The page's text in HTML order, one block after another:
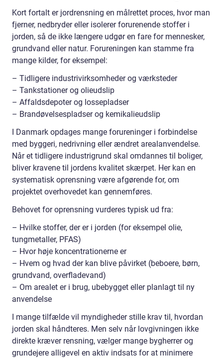
Kort fortalt er jordrensning en målrettet proces, hvor man
fjerner, nedbryder eller isolerer forurenende stoffer i
jorden, så de ikke længere udgør en fare for mennesker,
grundvand eller natur. Forureningen kan stamme fra
mange kilder, for eksempel:
– Tidligere industrivirksomheder og værksteder
– Tankstationer og olieudslip
– Affaldsdepoter og lossepladser
– Brandøvelsespladser og kemikalieudslip
I Danmark opdages mange forureninger i forbindelse
med byggeri, nedrivning eller ændret arealanvendelse.
Når et tidligere industrigrund skal omdannes til boliger,
bliver kravene til jordens kvalitet skærpet. Her kan en
systematisk oprensning være afgørende for, om
projektet overhovedet kan gennemføres.
Behovet for oprensning vurderes typisk ud fra:
– Hvilke stoffer, der er i jorden (for eksempel olie,
tungmetaller, PFAS)
– Hvor høje koncentrationerne er
– Hvem og hvad der kan blive påvirket (beboere, børn,
grundvand, overfladevand)
– Om arealet er i brug, ubebygget eller planlagt til ny
anvendelse
I mange tilfælde vil myndigheder stille krav til, hvordan
jorden skal håndteres. Men selv når lovgivningen ikke
direkte kræver rensning, vælger mange bygherrer og
grundejere alligevel en aktiv indsats for at minimere